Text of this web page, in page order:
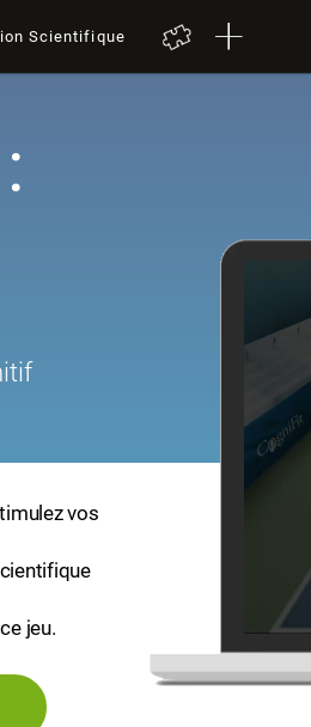
Scientifique
vos
jeu.